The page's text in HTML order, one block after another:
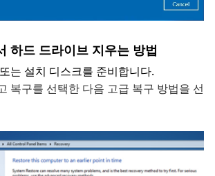
하드 드라이브 지우는 방법
는 설치 디스크를 준비합니다.
복구를 선택한 다음 고급 복구 방법을 선